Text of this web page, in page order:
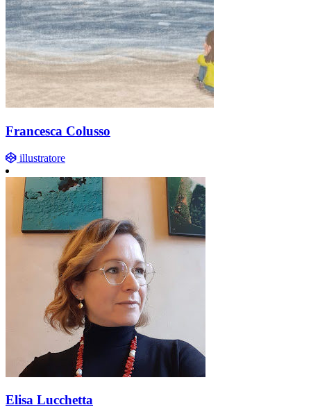
Francesca Colusso
illustratore
Elisa Lucchetta